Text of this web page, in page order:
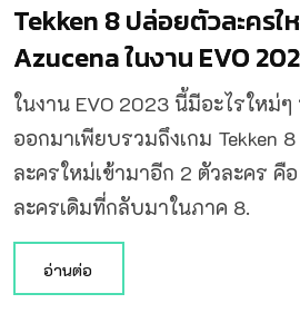
Tekken 8 ปล่อยตัวละครใ
Azucena ในงาน EVO
ในงาน EVO 2023 นี้มีอะไรใหม่
ออกมาเพียบรวมถึงเกม Tekken
ละครใหม่เข้ามาอีก 2 ตัวละคร คื
ละครเดิมที่กลับมาในภาค 8.
อ่านต่อ